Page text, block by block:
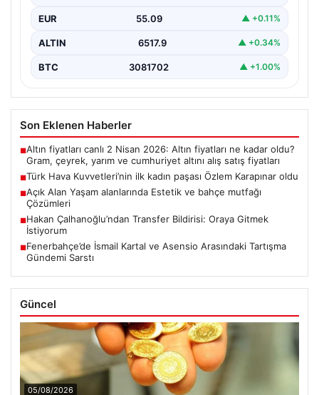
EUR 55.09 ▲ +0.11%
ALTIN 6517.9 ▲ +0.34%
BTC 3081702 ▲ +1.00%
Son Eklenen Haberler
■Altın fiyatları canlı 2 Nisan 2026: Altın fiyatları ne kadar oldu?
Gram, çeyrek, yarım ve cumhuriyet altını alış satış fiyatları
■Türk Hava Kuvvetleri’nin ilk kadın paşası Özlem Karapınar oldu
■Açık Alan Yaşam alanlarında Estetik ve bahçe mutfağı
Çözümleri
■Hakan Çalhanoğlu’ndan Transfer Bildirisi: Oraya Gitmek
İstiyorum
■Fenerbahçe’de İsmail Kartal ve Asensio Arasındaki Tartışma
Gündemi Sarstı
Güncel
05/08/2026